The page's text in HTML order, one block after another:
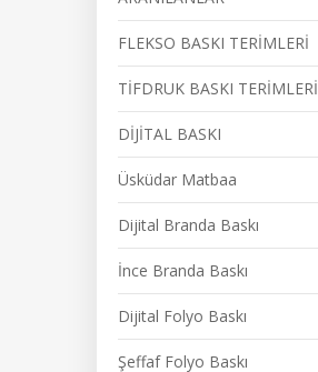
FLEKSO BASKI TERİMLERİ
TİFDRUK BASKI TERİMLERİ
DİJİTAL BASKI
Üsküdar Matbaa
Dijital Branda Baskı
İnce Branda Baskı
Dijital Folyo Baskı
Şeffaf Folyo Baskı